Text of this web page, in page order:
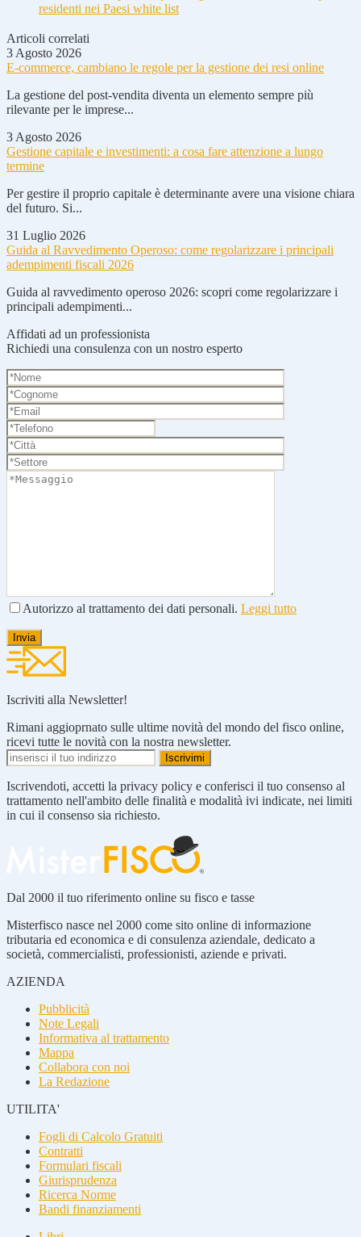
residenti nei Paesi white list
Articoli correlati
3 Agosto 2026
E-commerce, cambiano le regole per la gestione dei resi online
La gestione del post-vendita diventa un elemento sempre più
rilevante per le imprese...
3 Agosto 2026
Gestione capitale e investimenti: a cosa fare attenzione a lungo
termine
Per gestire il proprio capitale è determinante avere una visione chiara
del futuro. Si...
31 Luglio 2026
Guida al Ravvedimento Operoso: come regolarizzare i principali
adempimenti fiscali 2026
Guida al ravvedimento operoso 2026: scopri come regolarizzare i
principali adempimenti...
Affidati ad un professionista
Richiedi una consulenza con un nostro esperto
Autorizzo al trattamento dei dati personali. Leggi tutto
Iscriviti alla Newsletter!
Rimani aggioprnato sulle ultime novità del mondo del fisco online,
ricevi tutte le novità con la nostra newsletter.
Iscrivendoti, accetti la privacy policy e conferisci il tuo consenso al
trattamento nell'ambito delle finalità e modalità ivi indicate, nei limiti
in cui il consenso sia richiesto.
Dal 2000 il tuo riferimento online su fisco e tasse
Misterfisco nasce nel 2000 come sito online di informazione
tributaria ed economica e di consulenza aziendale, dedicato a
società, commercialisti, professionisti, aziende e privati.
AZIENDA
Pubblicità
Note Legali
Informativa al trattamento
Mappa
Collabora con noi
La Redazione
UTILITA'
Fogli di Calcolo Gratuiti
Contratti
Formulari fiscali
Giurisprudenza
Ricerca Norme
Bandi finanziamenti